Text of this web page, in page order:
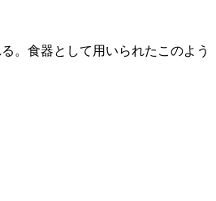
。食器として用いられたこのよう